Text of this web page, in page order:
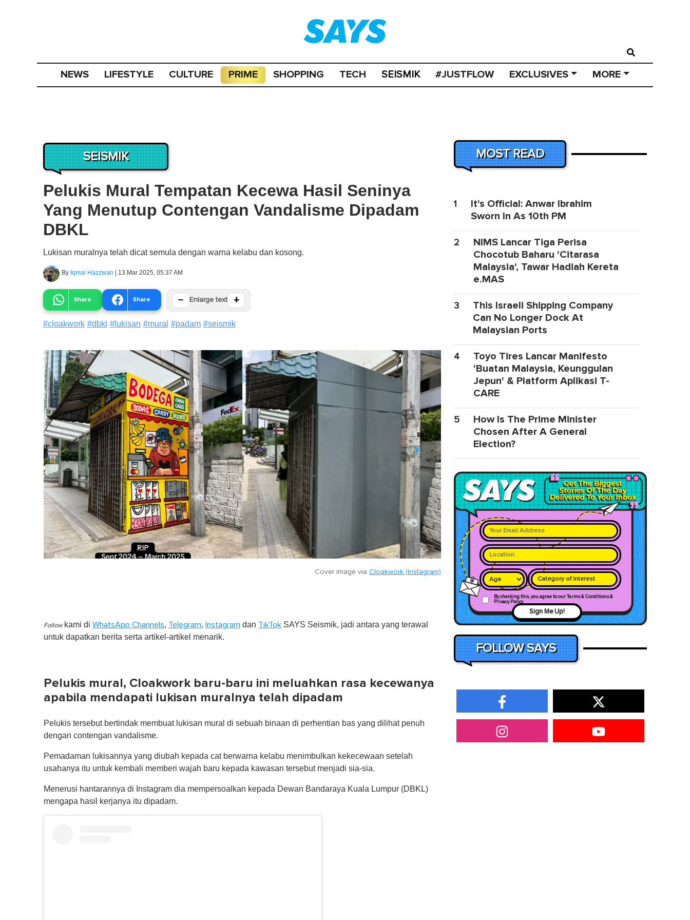
NEWS LIFESTYLE CULTURE PRIME SHOPPING TECH SEISMIK #JUSTFLOW EXCLUSIVES MORE
SEISMIK
Pelukis Mural Tempatan Kecewa Hasil Seninya
Yang Menutup Contengan Vandalisme Dipadam
DBKL
Lukisan muralnya telah dicat semula dengan warna kelabu dan kosong.
By Iqmal Hazzwan | 13 Mar 2025, 05:37 AM
Share Share − Enlarge text +
#cloakwork #dbkl # lukisan #mural #padam #seismik
Cover image via Cloakwork (Instagram)
Follow kami di WhatsApp Channels, Telegram, Instagram dan TikTok SAYS Seismik, jadi antara yang terawal
untuk dapatkan berita serta artikel-artikel menarik.
Pelukis mural, Cloakwork baru-baru ini meluahkan rasa kecewanya
apabila mendapati lukisan muralnya telah dipadam
Pelukis tersebut bertindak membuat lukisan mural di sebuah binaan di perhentian bas yang dilihat penuh
dengan contengan vandalisme.
Pemadaman lukisannya yang diubah kepada cat berwarna kelabu menimbulkan kekecewaan setelah
usahanya itu untuk kembali memberi wajah baru kepada kawasan tersebut menjadi sia-sia.
Menerusi hantarannya di Instagram dia mempersoalkan kepada Dewan Bandaraya Kuala Lumpur (DBKL)
mengapa hasil kerjanya itu dipadam.
MOST READ
1
It's Official: Anwar Ibrahim
Sworn In As 10th PM
2
NIMS Lancar Tiga Perisa
Chocotub Baharu 'Citarasa
Malaysia', Tawar Hadiah Kereta
e.MAS
3
This Israeli Shipping Company
Can No Longer Dock At
Malaysian Ports
4
Toyo Tires Lancar Manifesto
'Buatan Malaysia, Keunggulan
Jepun' & Platform Aplikasi T-
CARE
5
How Is The Prime Minister
Chosen After A General
Election?
Category of interest
By checking this, you agree to our Terms & Conditions &
Privacy Policy
Sign Me Up!
FOLLOW SAYS